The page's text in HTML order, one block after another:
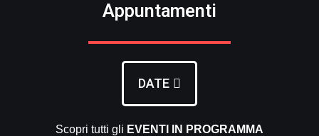
Appuntamenti
DATE
Scopri tutti gli EVENTI IN PROGRAMMA